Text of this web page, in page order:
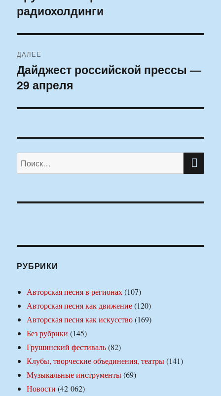
записям
запись:
радиохолдинги
ДАЛЕЕ
Следующая
запись:
Дайджест российской прессы —
29 апреля
Искать:
РУБРИКИ
Авторская песня в регионах(107)
Авторская песня как движение(120)
Авторская песня как искусство(169)
Без рубрики (145)
Грушинский фестиваль(82)
Клубы, творческие объединения, театры(141)
Музыкальные инструменты(69)
Новости (42 062)